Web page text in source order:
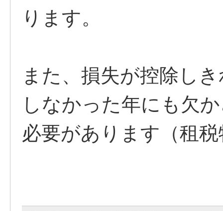
ります。
また、損失が控除し
しなかった年にも欠
必要があります（租